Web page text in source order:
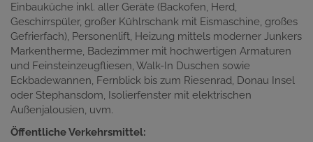
Einbauküche inkl. aller Geräte (Backofen, Herd,
Geschirrspüler, großer Kühlrschank mit Eismaschine, großes
Gefrierfach), Personenlift, Heizung mittels moderner Junkers
Markentherme, Badezimmer mit hochwertigen Armaturen
und Feinsteinzeugfliesen, Walk-In Duschen sowie
Eckbadewannen, Fernblick bis zum Riesenrad, Donau Insel
oder Stephansdom, Isolierfenster mit elektrischen
Außenjalousien, uvm.
Öffentliche Verkehrsmittel: